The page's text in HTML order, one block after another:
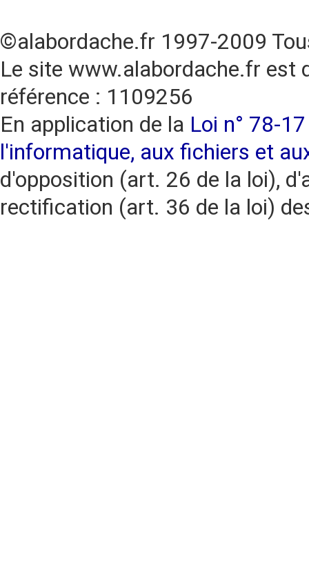
©alabordache.fr 1997-2009
Le site www.alabordache.fr est
référence : 1109256
En application de la Loi n° 78-
l'informatique, aux fichiers et
d'opposition (art. 26 de la loi),
rectification (art. 36 de la loi)